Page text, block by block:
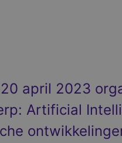
april 2023
Artificial